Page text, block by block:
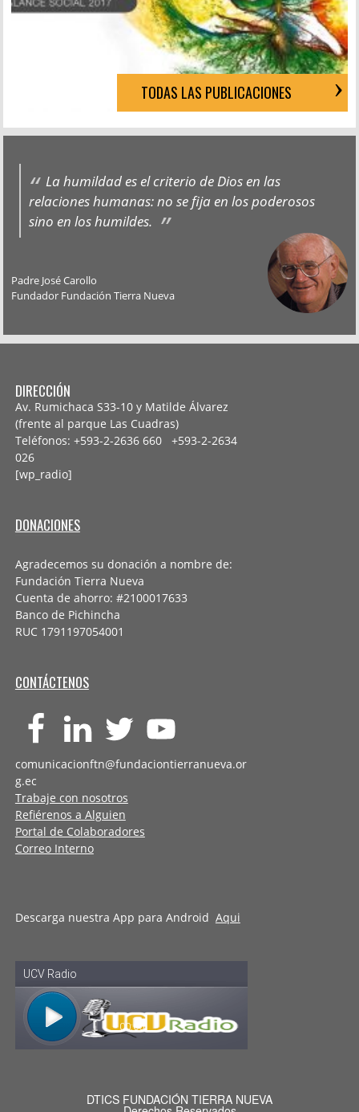
TODAS LAS PUBLICACIONES
La humildad es el criterio de Dios en las
relaciones humanas: no se fija en los poderosos
sino en los humildes.
Padre José Carollo
Fundador Fundación Tierra Nueva
DIRECCIÓN
Av. Rumichaca S33-10 y Matilde Álvarez
(frente al parque Las Cuadras)
Teléfonos: +593-2-2636 660 +593-2-2634
026
[wp_radio]
DONACIONES
Agradecemos su donación a nombre de:
Fundación Tierra Nueva
Cuenta de ahorro: #2100017633
Banco de Pichincha
RUC 1791197054001
CONTÁCTENOS
comunicacionftn@fundaciontierranueva.or
g.ec
Trabaje con nosotros
Refiérenos a Alguien
Portal de Colaboradores
Correo Interno
Descarga nuestra App para Android Aqui
DTICS FUNDACIÓN TIERRA NUEVA